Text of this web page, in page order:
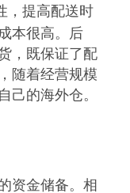
，提高配送时
本很高。后
，既保证了配
随着经营规模
己的海外仓。
资金储备。相